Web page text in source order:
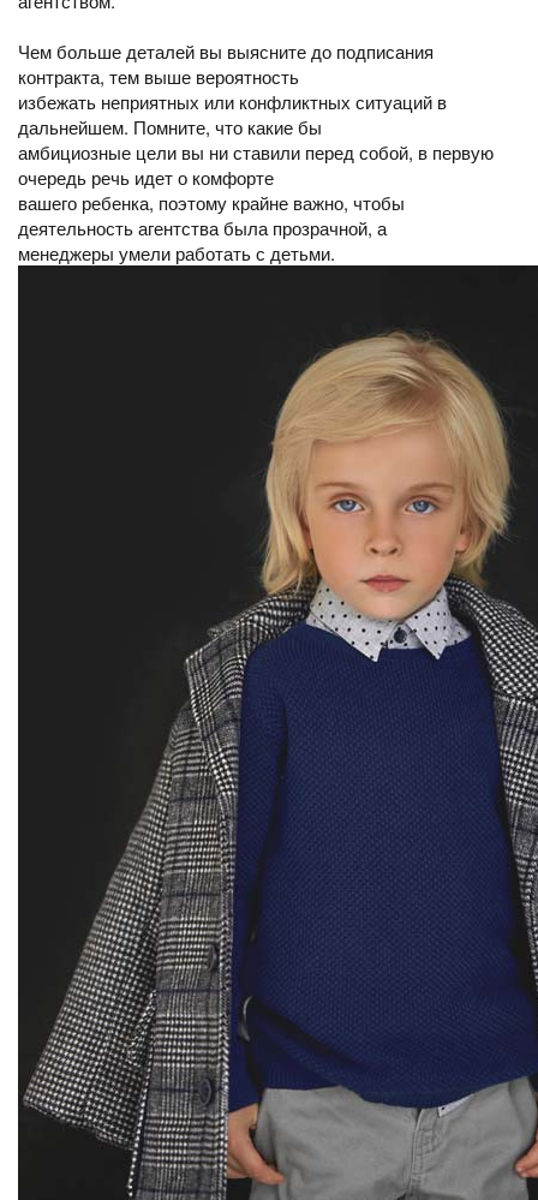
Чем больше деталей вы выясните до подписания
контракта, тем выше вероятность
избежать неприятных или конфликтных ситуаций в
дальнейшем. Помните, что какие бы
амбициозные цели вы ни ставили перед собой, в первую
очередь речь идет о комфорте
вашего ребенка, поэтому крайне важно, чтобы
деятельность агентства была прозрачной, а
менеджеры умели работать с детьми.